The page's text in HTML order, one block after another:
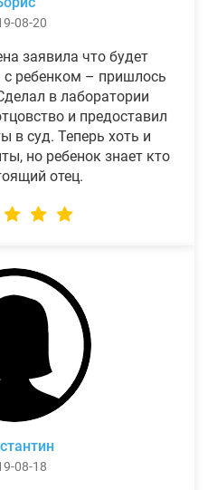
08-20
заявила что будет
с ребенком – пришлось
в лаборатории
и предоставил
в суд. Теперь хоть и
но ребенок знает кто
отец.
08-18